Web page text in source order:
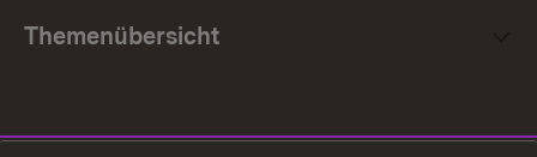
Themenübersicht